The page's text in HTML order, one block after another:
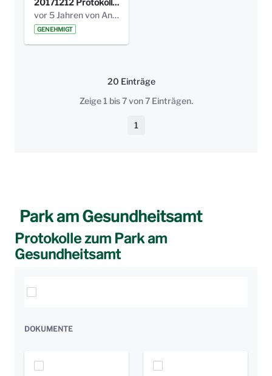
20171212 Protokoll-Klettergerüst-3b-neu-.pdf
vor 5 Jahren von Anni Schlumberger
GENEHMIGT
20 Einträge
Pro Seite
Zeige 1 bis 7 von 7 Einträgen.
Seite
1
Park am Gesundheitsamt
Protokolle zum Park am
Gesundheitsamt
Elemente auswählen
DOKUMENTE